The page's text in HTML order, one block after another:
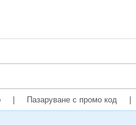
Пазаруване с промо код